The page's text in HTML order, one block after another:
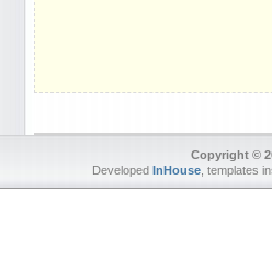
Copyright ©
Developed InHouse, templates